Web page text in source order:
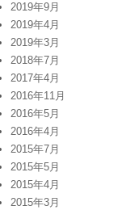
2019年9月
2019年4月
2019年3月
2018年7月
2017年4月
2016年11月
2016年5月
2016年4月
2015年7月
2015年5月
2015年4月
2015年3月